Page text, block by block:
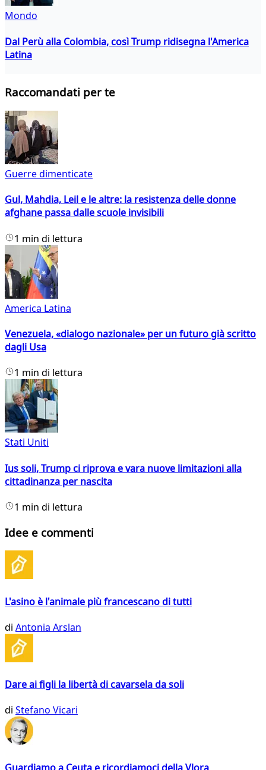
Mondo
Dal Perù alla Colombia, così Trump ridisegna l'America
Latina
Raccomandati per te
Guerre dimenticate
Gul, Mahdia, Leil e le altre: la resistenza delle donne
afghane passa dalle scuole invisibili
1 min di lettura
America Latina
Venezuela, «dialogo nazionale» per un futuro già scritto
dagli Usa
1 min di lettura
Stati Uniti
Ius soli, Trump ci riprova e vara nuove limitazioni alla
cittadinanza per nascita
1 min di lettura
Idee e commenti
L'asino è l'animale più francescano di tutti
di Antonia Arslan
Dare ai figli la libertà di cavarsela da soli
di Stefano Vicari
Guardiamo a Ceuta e ricordiamoci della Vlora